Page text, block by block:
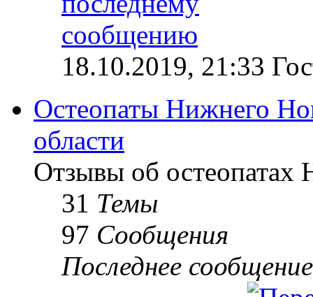
18.10.2019, 21:33
Остеопаты Нижнего
области
Отзывы об остеопатах
31 Темы
97 Сообщения
Последнее сообщение